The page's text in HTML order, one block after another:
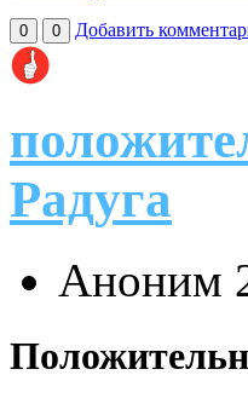
0 0 Добавить
Радуга
Аноним